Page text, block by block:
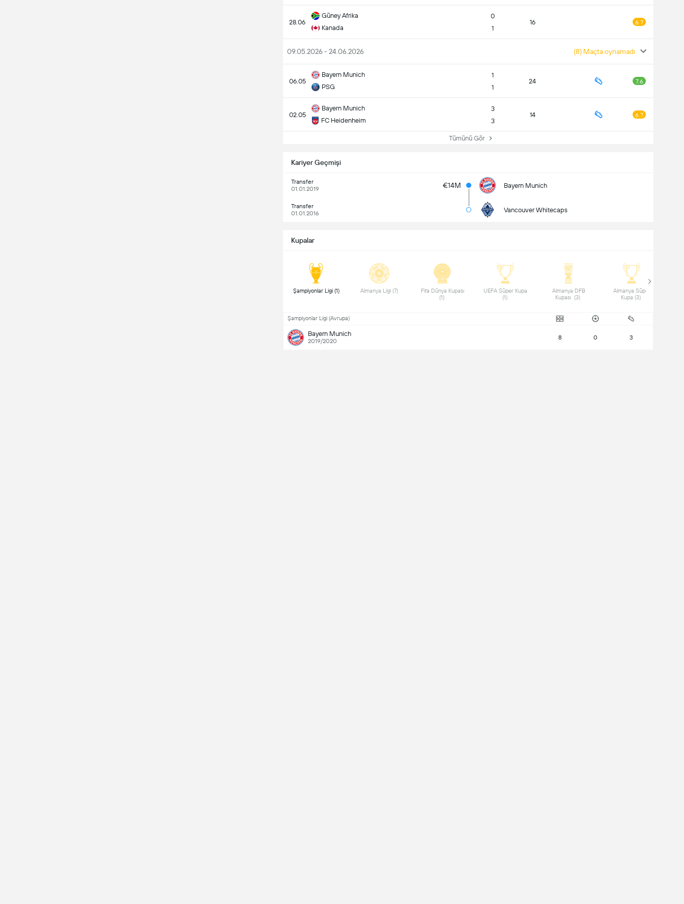
28.06
Güney Afrika
Kanada
0
1
16 6.7
09.05.2026 - 24.06.2026 (8) Maçta oynamadı
06.05
Bayern Munich
PSG
1
1
24 7.6
02.05
Bayern Munich
FC Heidenheim
3
3
14 6.7
Tümünü Gör
Kariyer Geçmişi
Transfer
01.01.2019
€14M Bayern Munich
Transfer
01.01.2016
Vancouver Whitecaps
Kupalar
Şampiyonlar Ligi (1)
Fifa Dünya Kupası
(1)
UEFA Süper Kupa
(1)
Almanya DFB
Almanya Süper
Şampiyonlar Ligi (Avrupa)
Bayern Munich
2019/2020 8 0 3